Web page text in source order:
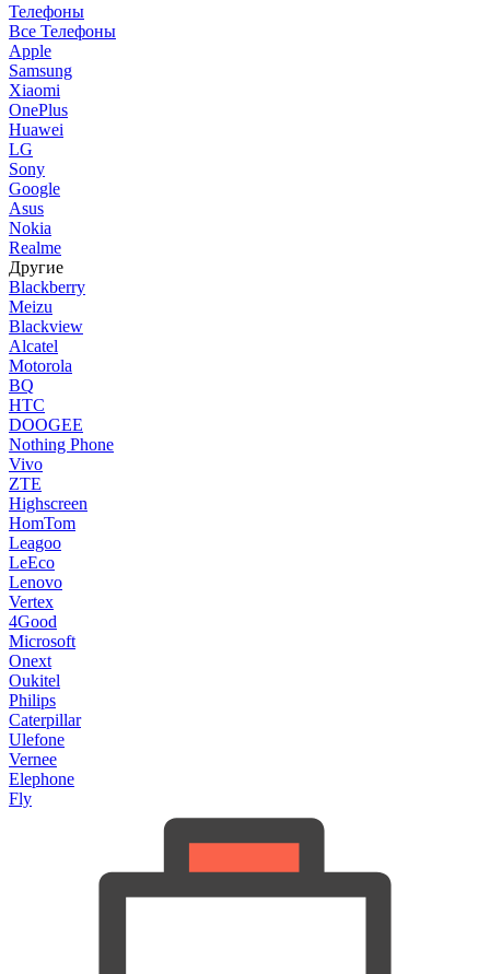
Телефоны
Все Телефоны
Apple
Samsung
Xiaomi
OnePlus
Huawei
LG
Sony
Google
Asus
Nokia
Realme
Другие
Blackberry
Meizu
Blackview
Alcatel
Motorola
BQ
HTC
DOOGEE
Nothing Phone
Vivo
ZTE
Highscreen
HomTom
Leagoo
LeEco
Lenovo
Vertex
4Good
Microsoft
Onext
Oukitel
Philips
Caterpillar
Ulefone
Vernee
Elephone
Fly